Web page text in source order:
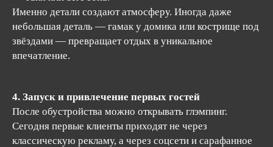
Именно детали создают атмосферу. Иногда даже
небольшая деталь — гамак у домика или кострище под
звёздами — превращает отдых в уникальное
впечатление.
4. Запуск и привлечение первых гостей
После обустройства можно открывать глэмпинг.
Сегодня первые клиенты приходят не через
классическую рекламу, а через соцсети и сарафанное